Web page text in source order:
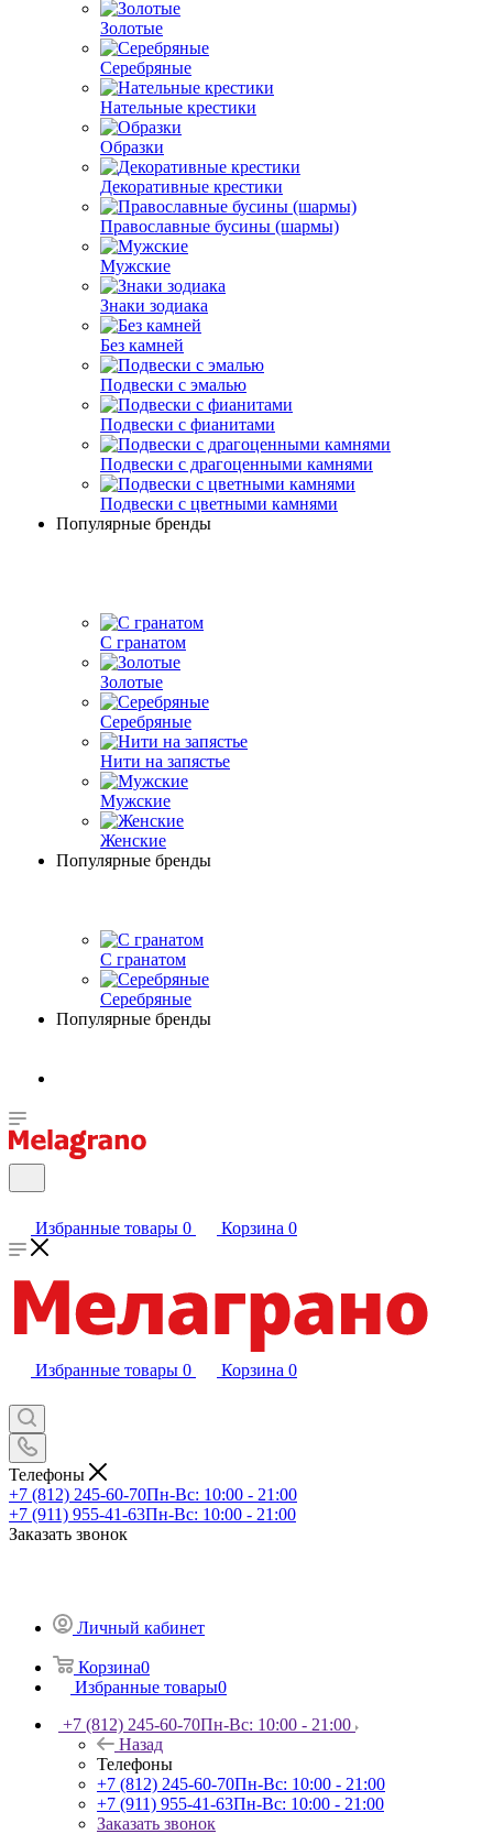
Золотые
Серебряные
Нательные крестики
Образки
Декоративные крестики
Православные бусины (шармы)
Мужские
Знаки зодиака
Без камней
Подвески с эмалью
Подвески с фианитами
Подвески с драгоценными камнями
Подвески с цветными камнями
Популярные бренды
С гранатом
Золотые
Серебряные
Нити на запястье
Мужские
Женские
Популярные бренды
С гранатом
Серебряные
Популярные бренды
Избранные товары 0 Корзина 0
Избранные товары 0 Корзина 0
Телефоны
+7 (812) 245-60-70Пн-Вс: 10:00 - 21:00
+7 (911) 955-41-63Пн-Вс: 10:00 - 21:00
Заказать звонок
Личный кабинет
Корзина0
Избранные товары0
+7 (812) 245-60-70Пн-Вс: 10:00 - 21:00
Назад
Телефоны
+7 (812) 245-60-70Пн-Вс: 10:00 - 21:00
+7 (911) 955-41-63Пн-Вс: 10:00 - 21:00
Заказать звонок